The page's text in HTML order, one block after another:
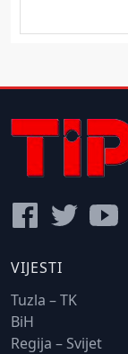
VIJESTI
Tuzla – TK
BiH
Regija – Svijet